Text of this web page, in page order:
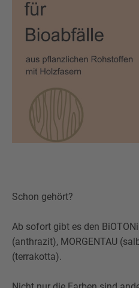
Schon gehört?
Ab sofort gibt es den
(anthrazit), MORGENTAU
(terrakotta).